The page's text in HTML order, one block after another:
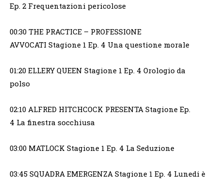
Ep. 2 Frequentazioni pericolose
00:30 THE PRACTICE – PROFESSIONE
AVVOCATI Stagione 1 Ep. 4 Una questione morale
01:20 ELLERY QUEEN Stagione 1 Ep. 4 Orologio da
polso
02:10 ALFRED HITCHCOCK PRESENTA Stagione Ep.
4 La finestra socchiusa
03:00 MATLOCK Stagione 1 Ep. 4 La Seduzione
03:45 SQUADRA EMERGENZA Stagione 1 Ep. 4 Lunedi è